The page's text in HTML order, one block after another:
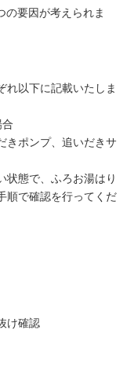
の要因が考えられま
れ以下に記載いたしま
きポンプ、追いだきサ
態で、ふろお湯はり
順で確認を行ってくだ
け確認